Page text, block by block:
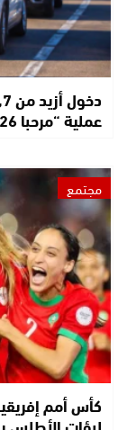
عملية “مرحبا 2026”
مجتمع